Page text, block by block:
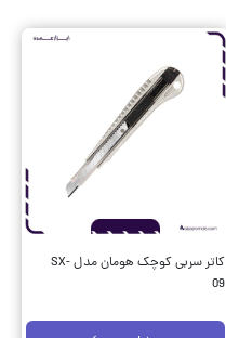
کاتر سربی کوچک هومان مدل SX-
09